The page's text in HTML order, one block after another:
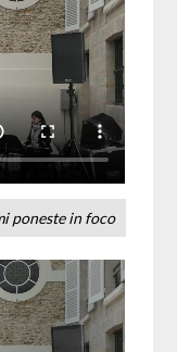
poneste in foco